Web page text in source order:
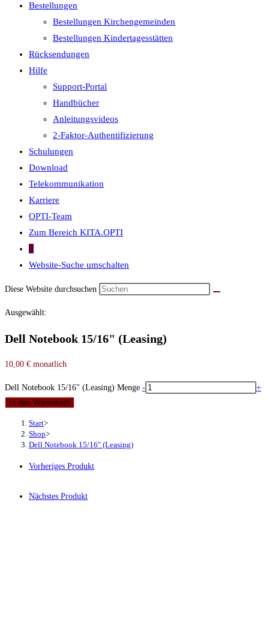
Bestellungen
Bestellungen Kirchengemeinden
Bestellungen Kindertagesstätten
Rücksendungen
Hilfe
Support-Portal
Handbücher
Anleitungsvideos
2-Faktor-Authentifizierung
Schulungen
Download
Telekommunikation
Karriere
OPTI-Team
Zum Bereich KITA.OPTI
0
Website-Suche umschalten
Diese Website durchsuchen
Ausgewählt:
Dell Notebook 15/16" (Leasing)
10,00 € monatlich
Dell Notebook 15/16" (Leasing) Menge -
+
In den Warenkorb
Start>
Shop>
Dell Notebook 15/16″ (Leasing)
Vorheriges Produkt
Nächstes Produkt